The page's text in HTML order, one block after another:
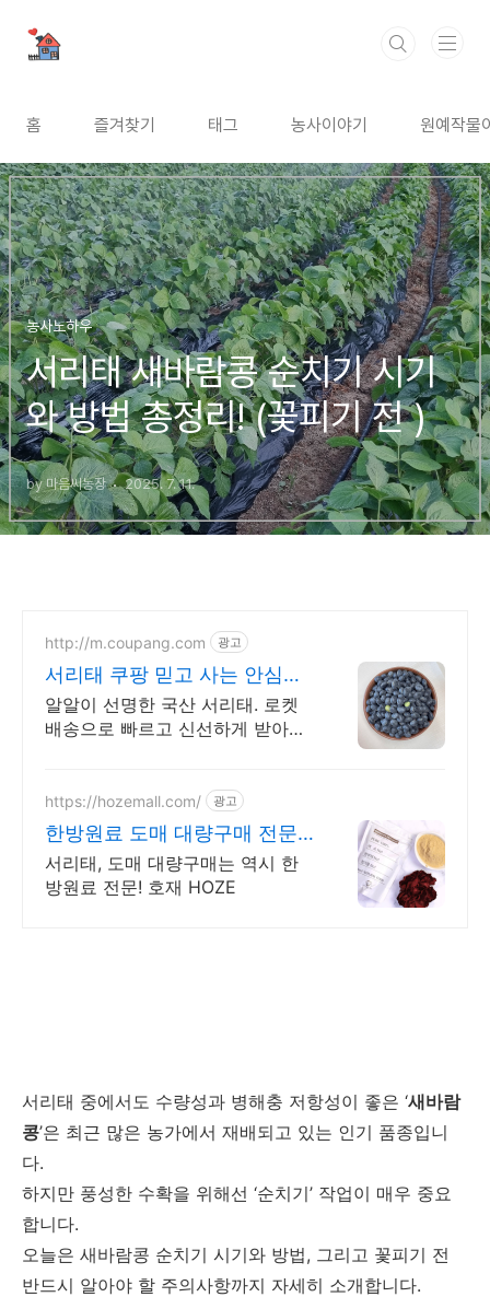
홈 즐겨찾기 태그 농사이야기 원예작물
농사노하우
서리태 새바람콩 순치기 시기
와 방법 총정리! (꽃피기 전 )
by 마음씨농장 2025. 7. 11.
http://m.coupang.com 광고
서리태 쿠팡 믿고 사는 안심구
매
알알이 선명한 국산 서리태. 로켓
배송으로 빠르고 신선하게 받아보
편리해요.
https://hozemall.com/ 광고
한방원료 도매 대량구매 전문
대량으로만 구매 가능
서리태, 도매 대량구매는 역시 한
방원료 전문! 호재 HOZE
서리태 중에서도 수량성과 병해충 저항성이 좋은 ‘새바람
콩’은 최근 많은 농가에서 재배되고 있는 인기 품종입니
다.
하지만 풍성한 수확을 위해선 ‘순치기’ 작업이 매우 중요
합니다.
오늘은 새바람콩 순치기 시기와 방법, 그리고 꽃피기 전
반드시 알아야 할 주의사항까지 자세히 소개합니다.